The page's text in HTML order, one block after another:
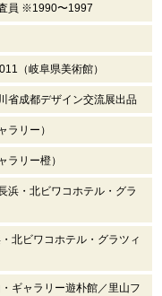
員 ※1990〜1997
（岐阜県美術館）
省成都デザイン交流展出品
ラリー）
ラリー橙）
浜・北ビワコホテル・グラ
北ビワコホテル・グラツィ
ギャラリー遊朴館／里山フ